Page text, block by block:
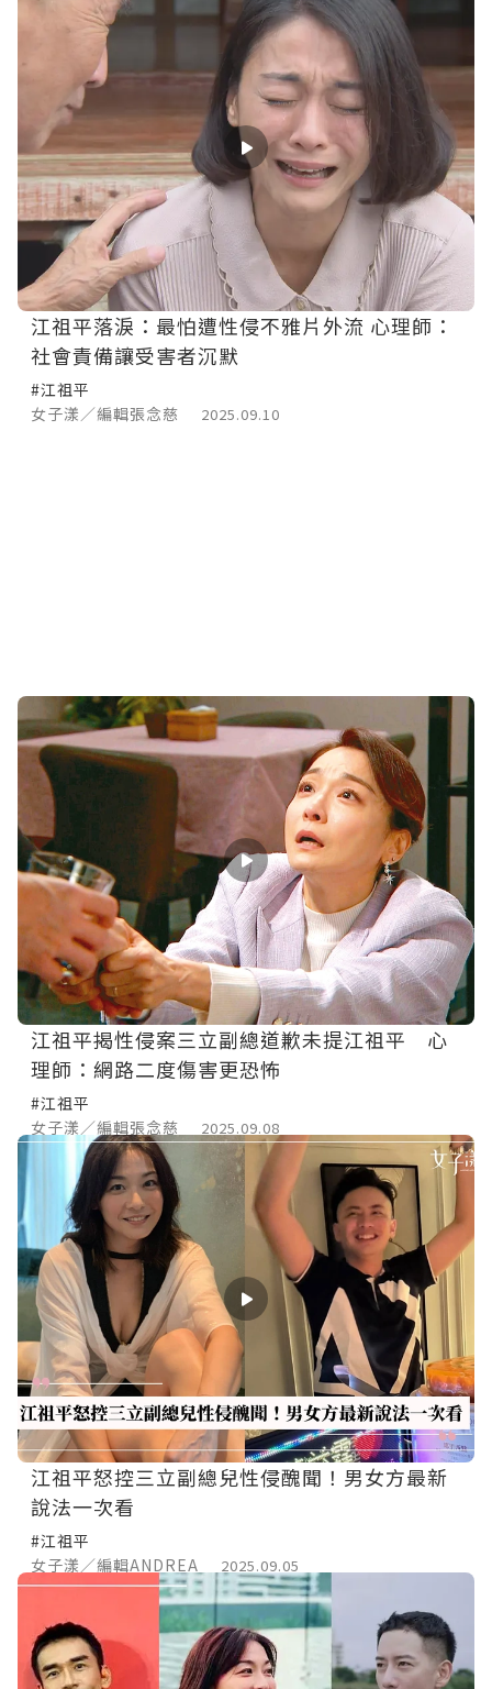
江祖平落淚：最怕遭性侵不雅片外流 心理師：
社會責備讓受害者沉默
#江祖平
女子漾／編輯張念慈
2025.09.10
江祖平揭性侵案三立副總道歉未提江祖平 心
理師：網路二度傷害更恐怖
#江祖平
女子漾／編輯張念慈
2025.09.08
江祖平怒控三立副總兒性侵醜聞！男女方最新
說法一次看
#江祖平
女子漾／編輯ANDREA
2025.09.05